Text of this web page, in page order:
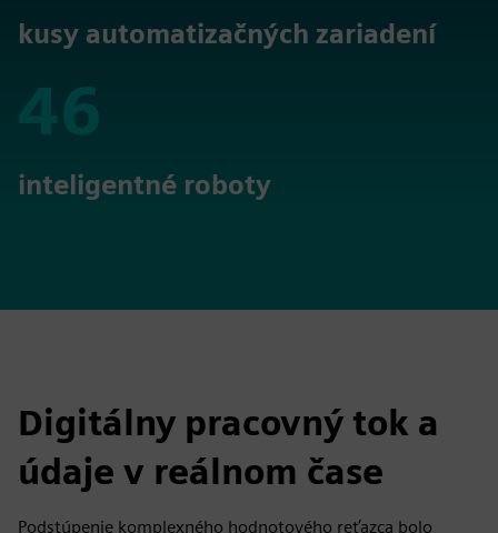
243
kusy automatizačných zariadení
46
46
inteligentné roboty
Digitálny pracovný tok a
údaje v reálnom čase
Podstúpenie komplexného hodnotového reťazca bolo